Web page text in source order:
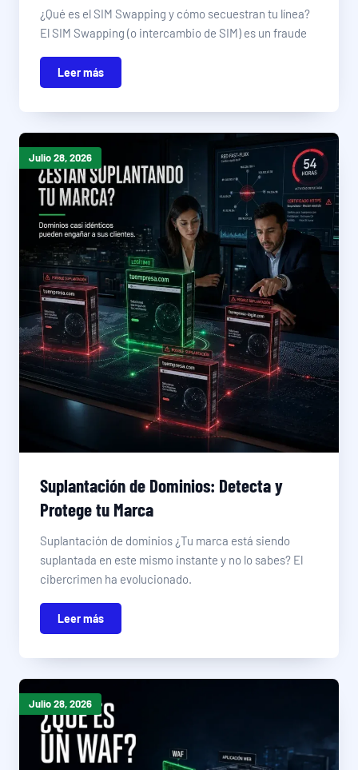
¿Qué es el SIM Swapping y cómo secuestran tu línea?
El SIM Swapping (o intercambio de SIM) es un fraude
Leer más
Julio 28, 2026
Suplantación de Dominios: Detecta y
Protege tu Marca
Suplantación de dominios ¿Tu marca está siendo
suplantada en este mismo instante y no lo sabes? El
cibercrimen ha evolucionado.
Leer más
Julio 28, 2026